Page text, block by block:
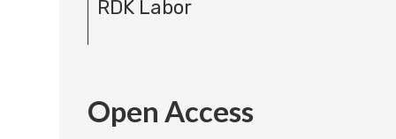
RDK Labor
Open Access